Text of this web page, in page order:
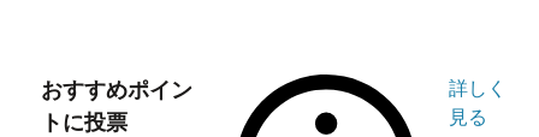
おすすめポイン
トに投票
詳しく
見る